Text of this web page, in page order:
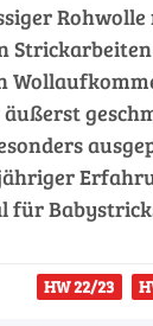
für
HW 22/23